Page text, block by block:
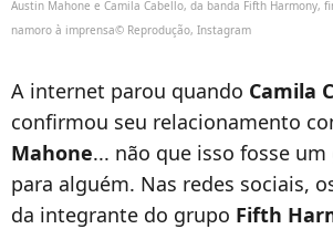
Austin Mahone e Camila Cabello, da banda Fifth Harmony,
namoro à imprensa© Reprodução, Instagram
A internet parou quando Camila
confirmou seu relacionamento
Mahone... não que isso fosse
para alguém. Nas redes sociais,
da integrante do grupo Fifth